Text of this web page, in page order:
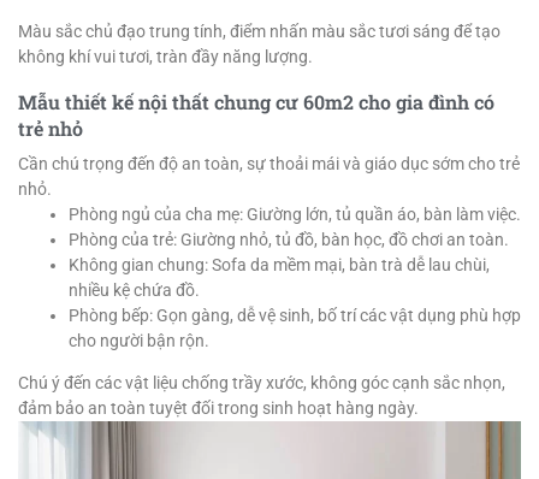
Màu sắc chủ đạo trung tính, điểm nhấn màu sắc tươi sáng để tạo
không khí vui tươi, tràn đầy năng lượng.
Mẫu thiết kế nội thất chung cư 60m2 cho gia đình có
trẻ nhỏ
Cần chú trọng đến độ an toàn, sự thoải mái và giáo dục sớm cho trẻ
nhỏ.
Phòng ngủ của cha mẹ: Giường lớn, tủ quần áo, bàn làm việc.
Phòng của trẻ: Giường nhỏ, tủ đồ, bàn học, đồ chơi an toàn.
Không gian chung: Sofa da mềm mại, bàn trà dễ lau chùi,
nhiều kệ chứa đồ.
Phòng bếp: Gọn gàng, dễ vệ sinh, bố trí các vật dụng phù hợp
cho người bận rộn.
Chú ý đến các vật liệu chống trầy xước, không góc cạnh sắc nhọn,
đảm bảo an toàn tuyệt đối trong sinh hoạt hàng ngày.